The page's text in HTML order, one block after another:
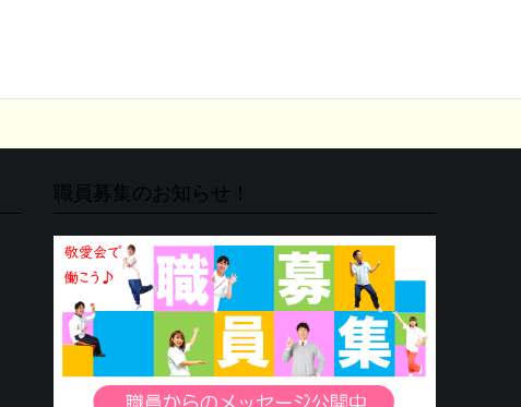
職員募集のお知らせ！